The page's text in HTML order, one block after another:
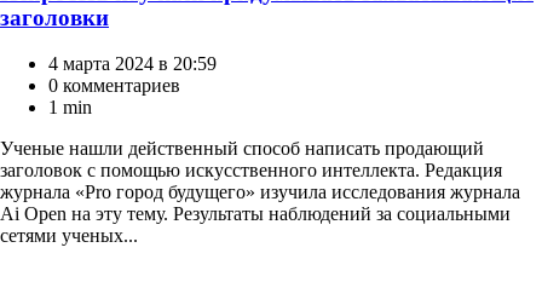
заголовки
4 марта 2024 в 20:59
0 комментариев
1 min
Ученые нашли действенный способ написать продающий
заголовок с помощью искусственного интеллекта. Редакция
журнала «Pro город будущего» изучила исследования журнала
Ai Open на эту тему. Результаты наблюдений за социальными
сетями ученых...